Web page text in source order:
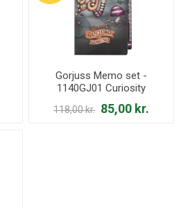
Gorjuss Memo set -
1140GJ01 Curiosity
118,00 kr. 85,00 kr.